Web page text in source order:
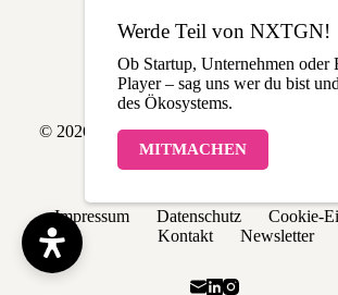
© 2026 NXTGN | Made with love in THE
Impressum Datenschutz
Cookie-
Kontakt
Newsletter
Werde Teil von NXTGN!
Ob Startup, Unternehmen oder
Player – sag uns wer du bist
des Ökosystems.
MITMACHEN